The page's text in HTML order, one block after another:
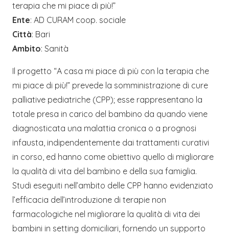
terapia che mi piace di più!”
Ente: AD CURAM coop. sociale
Città: Bari
Ambito: Sanità
Il progetto “A casa mi piace di più con la terapia che
mi piace di più!” prevede la somministrazione di cure
palliative pediatriche (CPP); esse rappresentano la
totale presa in carico del bambino da quando viene
diagnosticata una malattia cronica o a prognosi
infausta, indipendentemente dai trattamenti curativi
in corso, ed hanno come obiettivo quello di migliorare
la qualità di vita del bambino e della sua famiglia.
Studi eseguiti nell’ambito delle CPP hanno evidenziato
l’efficacia dell’introduzione di terapie non
farmacologiche nel migliorare la qualità di vita dei
bambini in setting domiciliari, fornendo un supporto